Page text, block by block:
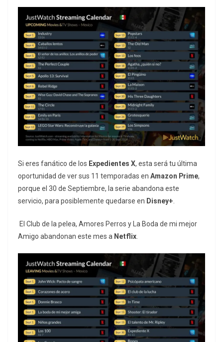
Si eres fanático de los Expedientes X, esta será tu última
oportunidad de ver sus 11 temporadas en Amazon Prime,
porque el 30 de Septiembre, la serie abandona este
servicio, para posiblemente quedarse en Disney+
El Club de la pelea, Amores Perros y La Boda de mi mejor
Amigo abandonan este mes a Netflix